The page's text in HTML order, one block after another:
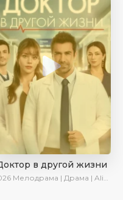
в другой жизни
Мелодрама | Драма | AlisaDirilis | Новинки